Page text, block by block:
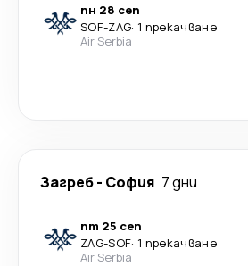
пн 28 сеп
SOF-ZAG· 1 прекачване
Air Serbia
Загреб- София 7 дни
пт 25 сеп
ZAG-SOF· 1 прекачване
Air Serbia